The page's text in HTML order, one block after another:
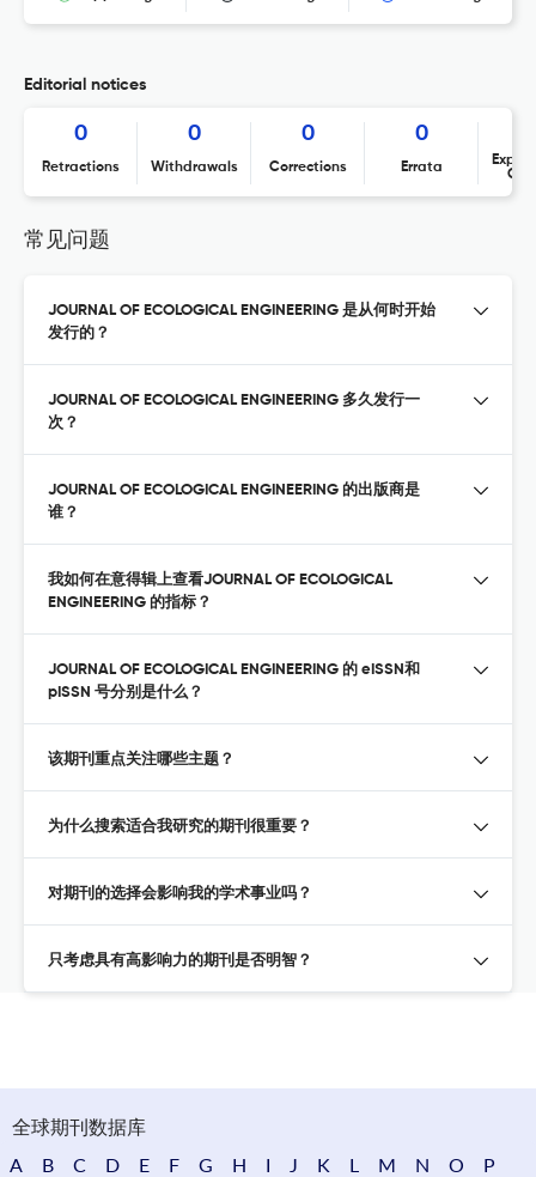
Editorial notices
0
Retractions
0
Withdrawals
0
Corrections
0
Errata
常见问题
JOURNAL OF ECOLOGICAL ENGINEERING 是从何时开始
发行的？
JOURNAL OF ECOLOGICAL ENGINEERING 多久发行一
次？
JOURNAL OF ECOLOGICAL ENGINEERING 的出版商是
谁？
我如何在意得辑上查看JOURNAL OF ECOLOGICAL
ENGINEERING 的指标？
JOURNAL OF ECOLOGICAL ENGINEERING 的 eISSN和
pISSN 号分别是什么？
该期刊重点关注哪些主题？
为什么搜索适合我研究的期刊很重要？
对期刊的选择会影响我的学术事业吗？
只考虑具有高影响力的期刊是否明智？
全球期刊数据库
A
B C D E F G H I J K L M N O P